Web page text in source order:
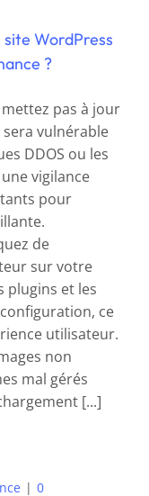
WordPress
?
pas à jour
vulnérable
DDOS ou les
vigilance
pour
de
sur votre
plugins et les
ce
utilisateur.
non
mal gérés
[...]
| 0